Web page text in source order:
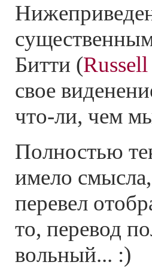
Битти (
свое
что-ли, чем
Полностью
имело
перевел
то, перевод
вольный... :)